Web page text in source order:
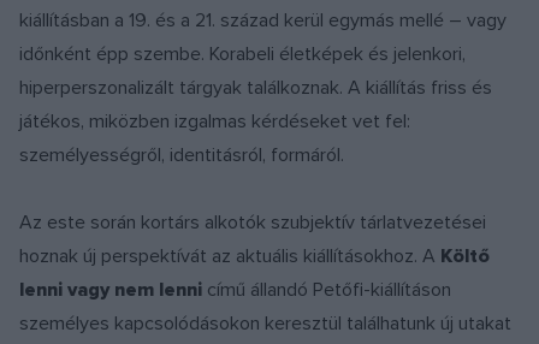
kiállításban a 19. és a 21. század kerül egymás mellé – vagy
időnként épp szembe. Korabeli életképek és jelenkori,
hiperperszonalizált tárgyak találkoznak. A kiállítás friss és
játékos, miközben izgalmas kérdéseket vet fel:
személyességről, identitásról, formáról.
Az este során kortárs alkotók szubjektív tárlatvezetései
hoznak új perspektívát az aktuális kiállításokhoz. A Költő
lenni vagy nem lenni című állandó Petőfi-kiállításon
személyes kapcsolódásokon keresztül találhatunk új utakat